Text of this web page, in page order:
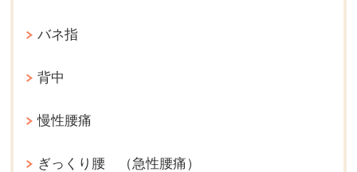
バネ指
背中
慢性腰痛
ぎっくり腰 （急性腰痛）